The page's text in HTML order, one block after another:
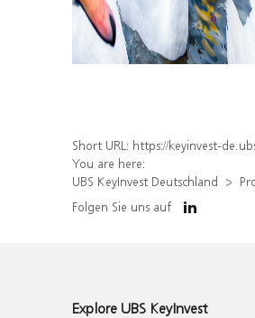
Short URL: https://keyinvest-de.ubs.com/produkt/detail/
You are here:
UBS KeyInvest Deutschland
Folgen Sie uns auf
Explore UBS KeyInvest